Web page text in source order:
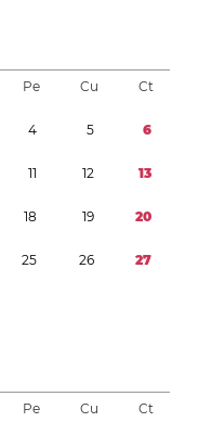
Pe Cu Ct
4 5 6
11 12 13
18 19 20
25 26 27
Pe Cu Ct